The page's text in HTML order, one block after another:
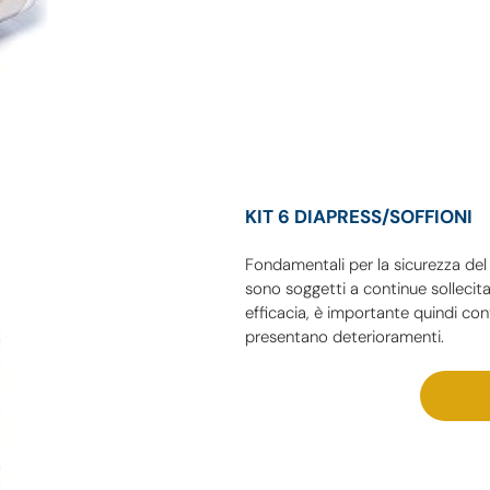
KIT 6 DIAPRESS/SOFFIONI
Fondamentali per la sicurezza
sono soggetti a continue
efficacia, è importante quindi
presentano deterioramenti.